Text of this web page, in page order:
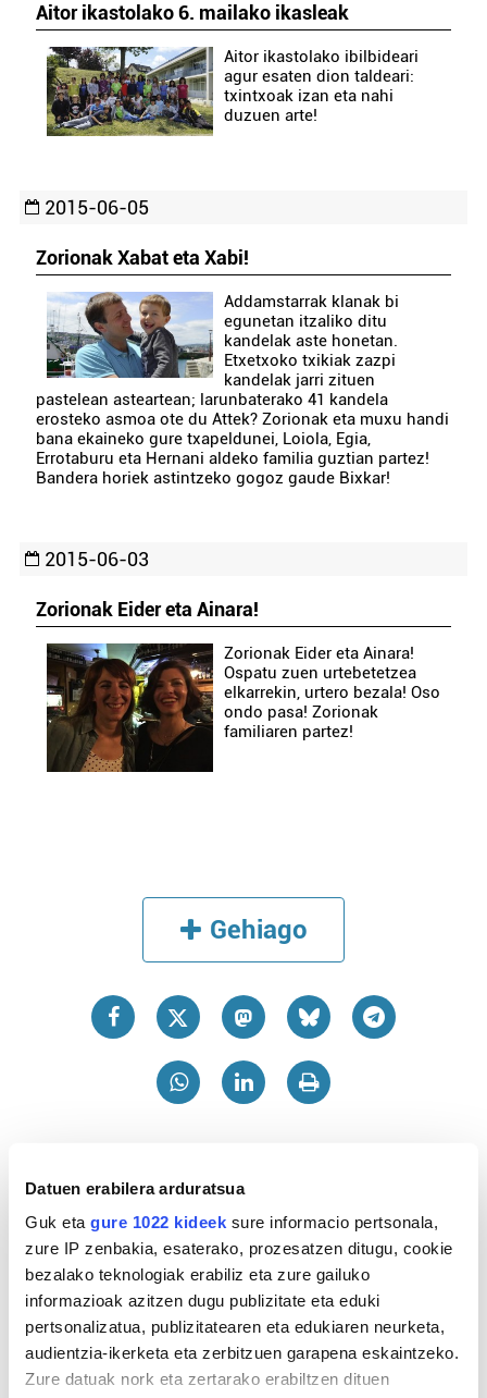
Datuen erabilera arduratsua
Guk eta gure 1022 kideek sure informacio pertsonala,
zure IP zenbakia, esaterako, prozesatzen ditugu, cookie
bezalako teknologiak erabiliz eta zure gailuko
informazioak azitzen dugu publizitate eta eduki
pertsonalizatua, publizitatearen eta edukiaren neurketa,
audientzia-ikerketa eta zerbitzuen garapena eskaintzeko.
Zure datuak nork eta zertarako erabiltzen dituen
Aitor ikastolako 6. mailako ikasleak
Aitor ikastolako ibilbideari
agur esaten dion taldeari:
txintxoak izan eta nahi
duzuen arte!
2015-06-05
Zorionak Xabat eta Xabi!
Addamstarrak klanak bi
egunetan itzaliko ditu
kandelak aste honetan.
Etxetxoko txikiak zazpi
kandelak jarri zituen
pastelean asteartean; larunbaterako 41 kandela
erosteko asmoa ote du Attek? Zorionak eta muxu handi
bana ekaineko gure txapeldunei, Loiola, Egia,
Errotaburu eta Hernani aldeko familia guztian partez!
Bandera horiek astintzeko gogoz gaude Bixkar!
2015-06-03
Zorionak Eider eta Ainara!
Zorionak Eider eta Ainara!
Ospatu zuen urtebetetzea
elkarrekin, urtero bezala! Oso
ondo pasa! Zorionak
familiaren partez!
Gehiago